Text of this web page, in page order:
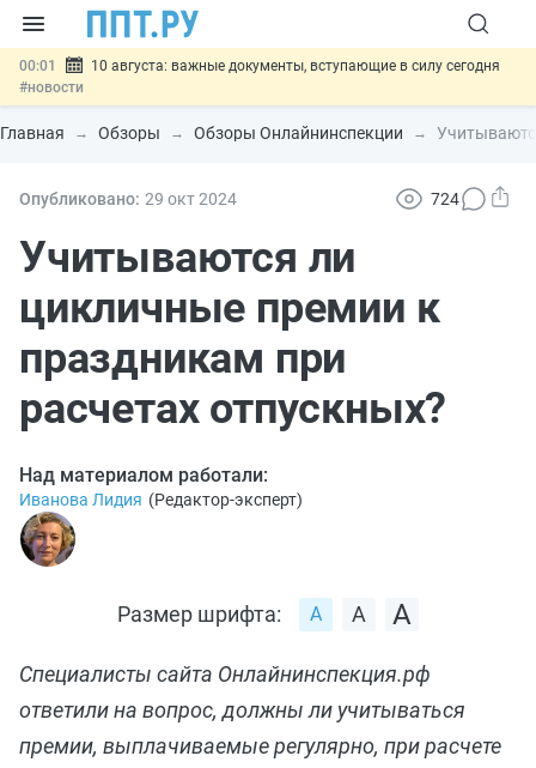
00:01
10 августа: важные документы, вступающие в силу сегодня
#новости
07.08 Подписан закон о блокировке продажи опасных товаров через
«Честный знак»#новости
07.08 Госпошлину за устранение ошибок в документах предлагают
07.08
отношений
#новости
Главная Обзоры Обзоры Онлайнинспекции
Опубликовано: 29 окт2024 724
Учитываются ли
цикличные премии к
праздникам при
расчетах отпускных?
Над материалом работали:
Иванова Лидия (Редактор-эксперт)
Размер шрифта:
Специалисты сайта Онлайнинспекция.рф
ответили на вопрос, должны ли учитываться
премии, выплачиваемые регулярно, при расчете